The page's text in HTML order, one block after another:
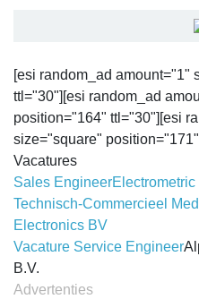
[esi random_ad amount="1"
ttl="30"][esi random_ad
position="164" ttl="30"][esi
size="square"
Vacatures
Sales EngineerElectrometric
Technisch-Commercieel
Electronics BV
Vacature Service Engineer
B.V.
Advertenties